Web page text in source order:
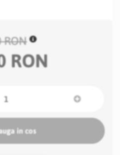
RON
RON
in cos